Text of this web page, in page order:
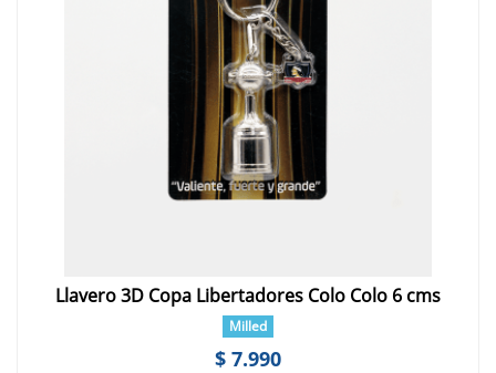
Llavero 3D Copa Libertadores Colo Colo 6 cms
Milled
$ 7.990